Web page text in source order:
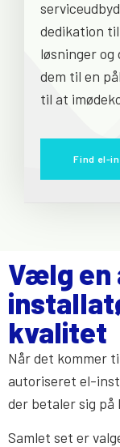
dedikation
løsninger
dem til en
til at
Find el-
Vælg en
kvalitet
Når det kommer
autoriseret el-
der betaler sig på
Samlet set er